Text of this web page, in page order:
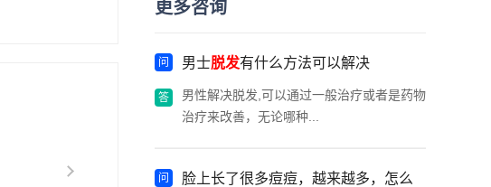
更多咨询
男士脱发有什么方法可以解决
男性解决脱发,可以通过一般治疗或者是药物
治疗来改善，无论哪种...
脸上长了很多痘痘，越来越多，怎么